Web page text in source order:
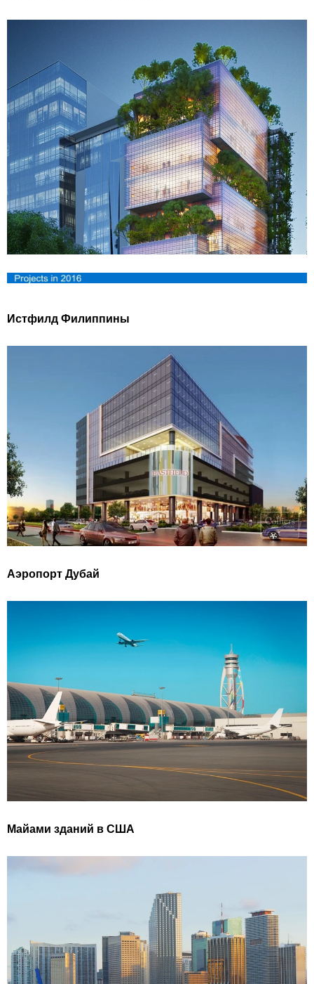
Истфилд Филиппины
Аэропорт Дубай
Майами зданий в США